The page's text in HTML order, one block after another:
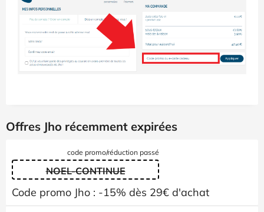
Offres Jho récemment expirées
code promo/réduction passé
NOEL-CONTINUE
Code promo Jho : -15% dès 29€ d'achat